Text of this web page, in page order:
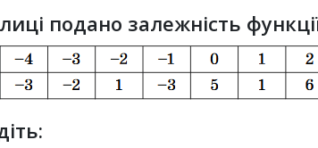
подано залежність